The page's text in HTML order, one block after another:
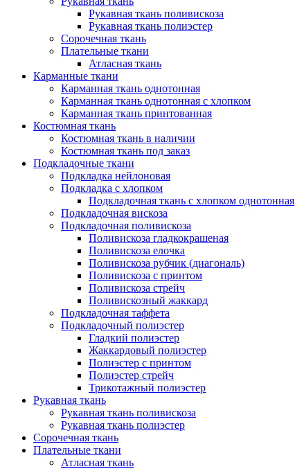
Рукавная ткань поливискоза
Рукавная ткань полиэстер
Сорочечная ткань
Плательные ткани
Атласная ткань
Карманные ткани
Карманная ткань однотонная
Карманная ткань однотонная с хлопком
Карманная ткань принтованная
Костюмная ткань
Костюмная ткань в наличии
Костюмная ткань под заказ
Подкладочные ткани
Подкладка нейлоновая
Подкладка с хлопком
Подкладочная ткань с хлопком однотонная
Подкладочная вискоза
Подкладочная поливискоза
Поливискоза гладкокрашеная
Поливискоза елочка
Поливискоза рубчик (диагональ)
Поливискоза с принтом
Поливискоза стрейч
Поливискозный жаккард
Подкладочная таффета
Подкладочный полиэстер
Гладкий полиэстер
Жаккардовый полиэстер
Полиэстер с принтом
Полиэстер стрейч
Трикотажный полиэстер
Рукавная ткань
Рукавная ткань поливискоза
Рукавная ткань полиэстер
Сорочечная ткань
Плательные ткани
Атласная ткань